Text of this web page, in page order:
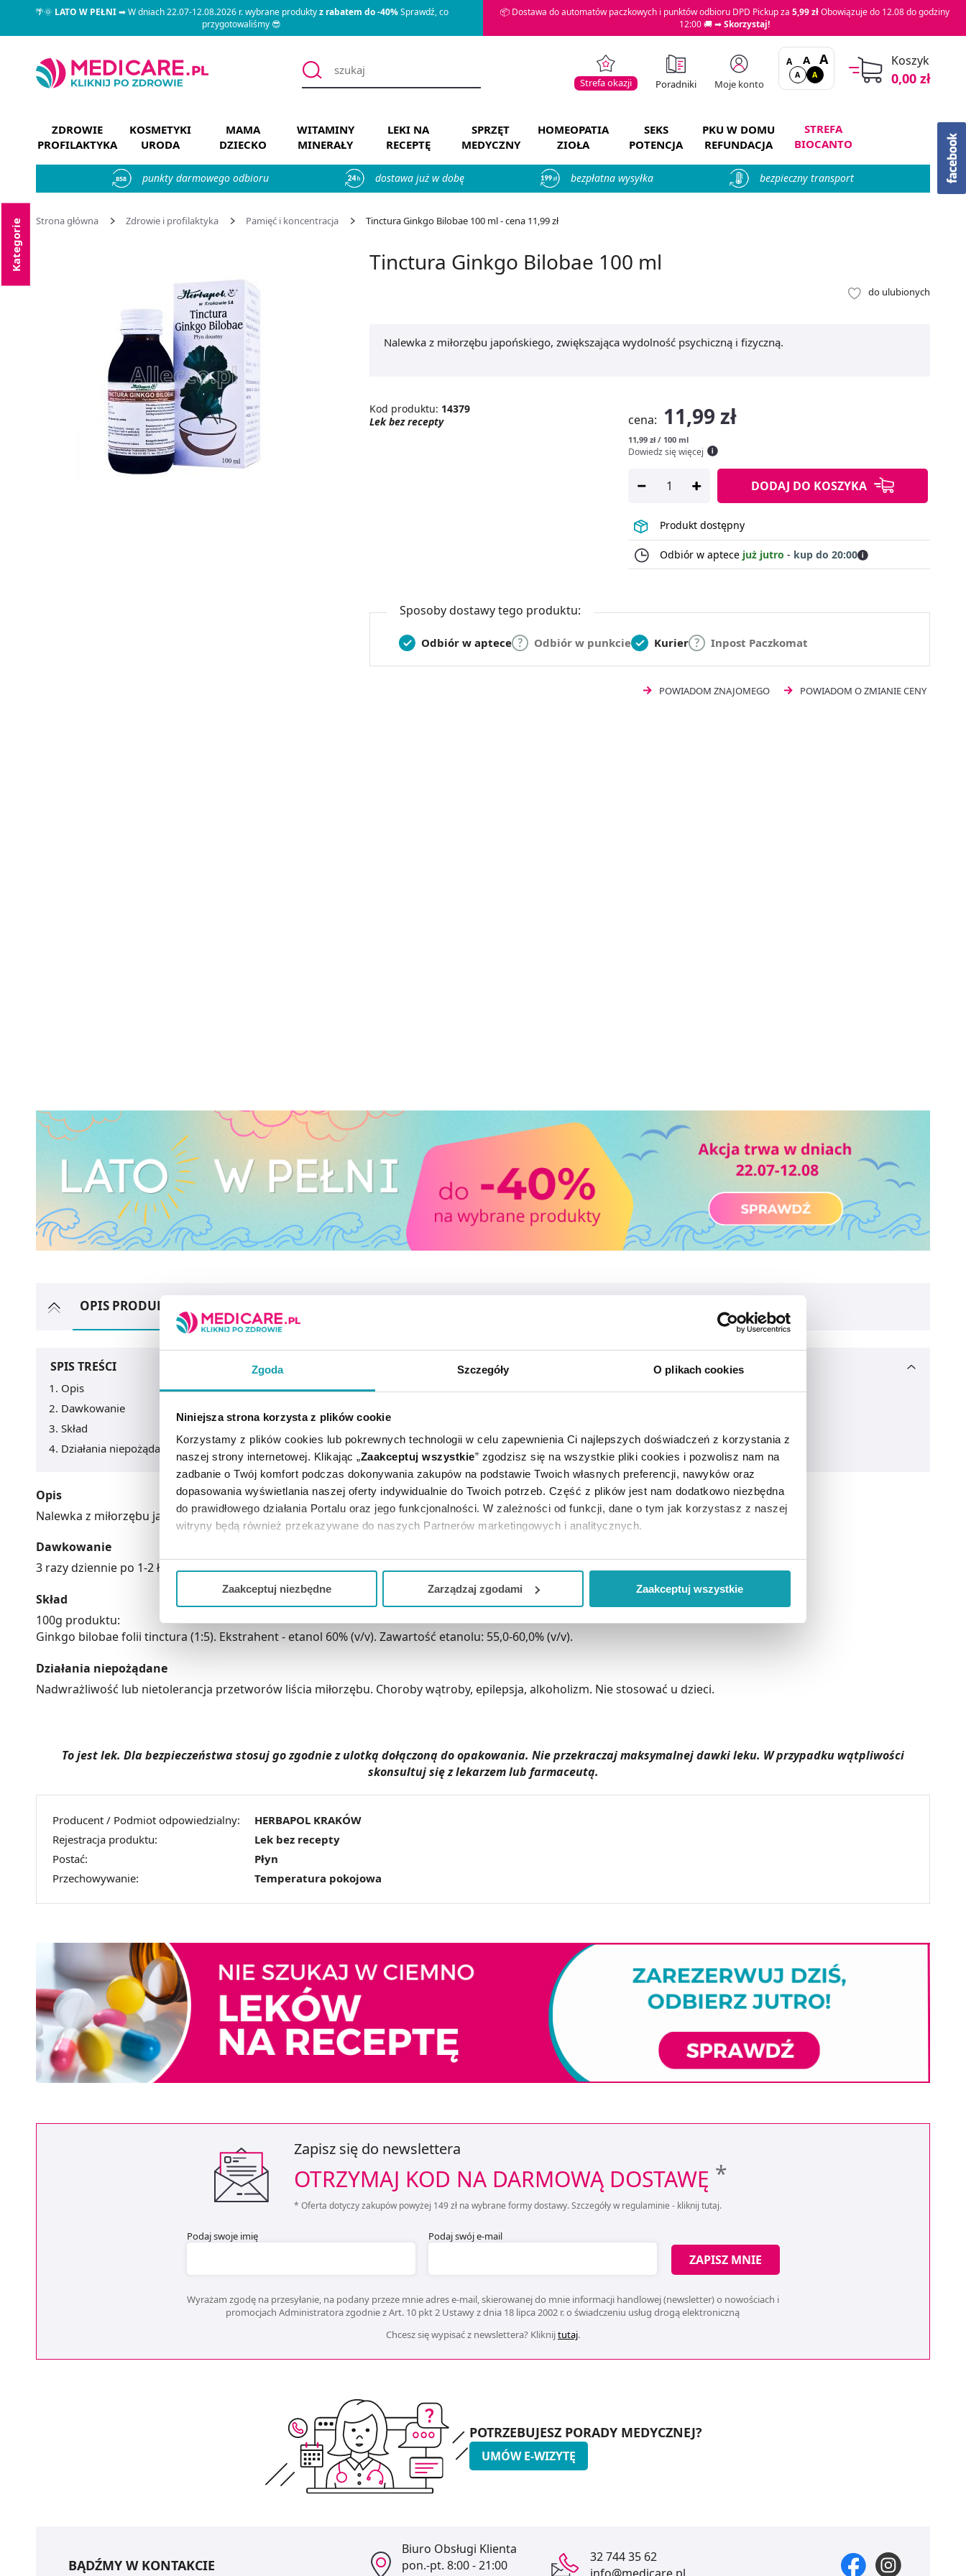
Zgoda Szczegóły O plikach cookies
Niniejsza strona korzysta z plików cookie
Korzystamy z plików cookies lub pokrewnych technologii w celu zapewnienia Ci najlepszych doświadczeń z korzystania z
naszej strony internetowej. Klikając „Zaakceptuj wszystkie” zgodzisz się na wszystkie pliki cookies i pozwolisz nam na
zadbanie o Twój komfort podczas dokonywania zakupów na podstawie Twoich własnych preferencji, nawyków oraz
dopasowania wyświetlania naszej oferty indywidualnie do Twoich potrzeb. Część z plików jest nam dodatkowo niezbędna
do prawidłowego działania Portalu oraz jego funkcjonalności. W zależności od funkcji, dane o tym jak korzystasz z naszej
witryny będą również przekazywane do naszych Partnerów marketingowych i analitycznych.
Jeżeli chcesz dostosować swoją zgodę i wybrać tylko niektóre dodatkowe funkcje, z którymi wiąże się zbieranie danych o
Ciebie danych, które nie są niezbędne dla funkcjonowania Strony. Będzie się to jednak wiązało z brakiem dostępu do
wszystkich funkcjonalności Strony.
Zaakceptuj niezbędne Zarządzaj zgodami Zaakceptuj wszystkie
🌴🌞LATO W PEŁNI➡ W dniach 22.07-12.08.2026 r. wybrane produktyz rabatem do -40%Sprawdź, co
przygotowaliśmy 😎
📦 Dostawa do automatów paczkowych i punktów odbioru DPD Pickup za 5,99 złObowiązuje do 12.08 do godziny
12:00 🚚 ➡Skorzystaj!
Strefa okazji Poradniki Moje konto
A A A
A A
Koszyk
0,00 zł
ZDROWIE
PROFILAKTYKA
KOSMETYKI
URODA
MAMA
DZIECKO
WITAMINY
MINERAŁY
LEKI NA
RECEPTĘ
SPRZĘT
MEDYCZNY
HOMEOPATIA
ZIOŁA
SEKS
POTENCJA
PKU W DOMU
REFUNDACJA
STREFA
BIOCANTO
858 punkty darmowego odbioru dostawa już w dobę bezpłatna wysyłka bezpieczny transport
Strona główna Zdrowie i profilaktyka Pamięć i koncentracja Tinctura Ginkgo Bilobae 100 ml - cena 11,99 zł
Kategorie Tinctura Ginkgo Bilobae 100 ml
do ulubionych
Nalewka z miłorzębu japońskiego, zwiększająca wydolność psychiczną i fizyczną.
Kod produktu: 14379
Lek bez recepty
cena: 11,99 zł
11,99 zł / 100 ml
Dowiedz się więcej
DODAJ DO KOSZYKA
Produkt dostępny
Odbiór w aptece już jutro - kup do 20:00
Sposoby dostawy tego produktu:
Odbiór w aptece Odbiór w punkcie Kurier Inpost Paczkomat
POWIADOM ZNAJOMEGO POWIADOM O ZMIANIE CENY
OPIS PRODUKTU
SPIS TREŚCI
Opis
Dawkowanie
Skład
Działania niepożądane
Opis
Nalewka z miłorzębu japońskiego, tradycyjnie stosowana w zaburzeniach obwodowego krążenia krwi.
Dawkowanie
3 razy dziennie po 1-2 łyżeczki preparatu między posiłkami.
Skład
100g produktu:
Ginkgo bilobae folii tinctura (1:5). Ekstrahent - etanol 60% (v/v). Zawartość etanolu: 55,0-60,0% (v/v).
Działania niepożądane
Nadwrażliwość lub nietolerancja przetworów liścia miłorzębu. Choroby wątroby, epilepsja, alkoholizm. Nie stosować u dzieci.
To jest lek. Dla bezpieczeństwa stosuj go zgodnie z ulotką dołączoną do opakowania. Nie przekraczaj maksymalnej dawki leku. W przypadku wątpliwości
skonsultuj się z lekarzem lub farmaceutą.
Producent / Podmiot odpowiedzialny:
HERBAPOL KRAKÓW
Rejestracja produktu:
Lek bez recepty
Postać:
Płyn
Przechowywanie:
Temperatura pokojowa
Zapisz się do newslettera
OTRZYMAJ KOD NA DARMOWĄ DOSTAWĘ *
* Oferta dotyczy zakupów powyżej 149 zł na wybrane formy dostawy. Szczegóły w regulaminie - kliknij tutaj.
Podaj swoje imię Podaj swój e-mail
ZAPISZ MNIE
Wyrażam zgodę na przesyłanie, na podany przeze mnie adres e-mail, skierowanej do mnie informacji handlowej (newsletter) o nowościach i
promocjach Administratora zgodnie z Art. 10 pkt 2 Ustawy z dnia 18 lipca 2002 r. o świadczeniu usług drogą elektroniczną
Chcesz się wypisać z newslettera? Kliknijtutaj.
POTRZEBUJESZ PORADY MEDYCZNEJ?
UMÓW E-WIZYTĘ
BĄDŹMY W KONTAKCIE
Biuro Obsługi Klienta
pon.-pt. 8:00 - 21:00
32 744 35 62